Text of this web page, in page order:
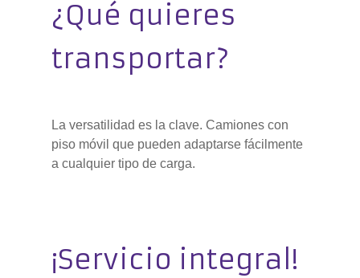
¿Qué quieres
transportar?
La versatilidad es la clave. Camiones con
piso móvil que pueden adaptarse fácilmente
a cualquier tipo de carga.
¡Servicio integral!